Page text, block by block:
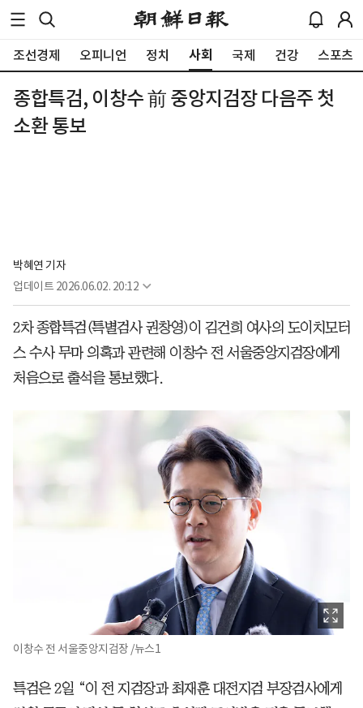
조선경제 오피니언 정치 사회 국제 건강 스포츠
종합특검, 이창수 前 중앙지검장 다음주 첫
소환 통보
박혜연 기자
업데이트 2026.06.02. 20:12
2차 종합특검(특별검사 권창영)이 김건희 여사의 도이치모터
스 수사 무마 의혹과 관련해 이창수 전 서울중앙지검장에게
처음으로 출석을 통보했다.
이창수 전 서울중앙지검장 /뉴스1
특검은 2일 “이 전 지검장과 최재훈 대전지검 부장검사에게